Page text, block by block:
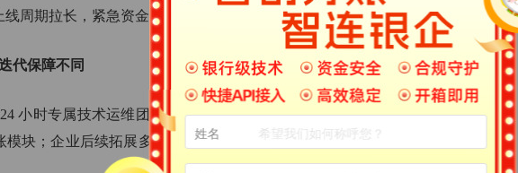
姓名
周期拉长，紧急资金问题处理滞后，影响平台正常结算运转。
代保障不同
小时专属技术运维团队，常态化更新系统安全补丁、适配监管政策变化，主动
模块；企业后续拓展多门店、多子平台、新行业业态，原厂可直接迭代适配，支